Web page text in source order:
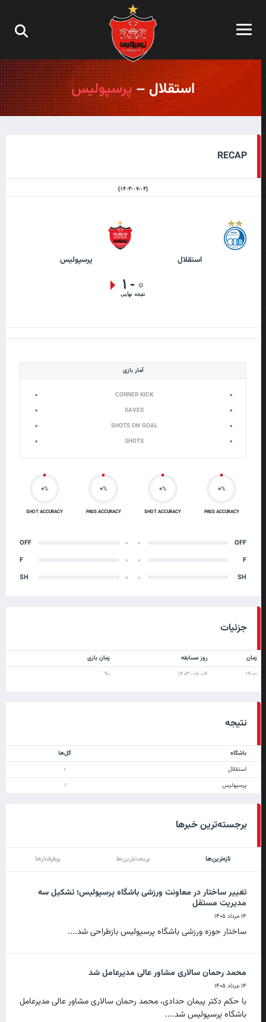
استقلال –پرسپولیس
RECAP
(۱۴۰۳-۰۷-۰۴)
استقلال پرسپولیس
۰ - ۱
نتیجه نهایی
آمار بازی
۰ CORNER KICK
۰
۰
SAVES
۰
۰
SHOTS ON GOAL
۰
۰
SHOTS ۰
۰%
PASS ACCURACY
۰%
SHOT ACCURACY
OFF
۰
F
۰
SH
۰
۰%
PASS ACCURACY
۰%
SHOT ACCURACY
۰
OFF
۰
F
۰
SH
جزئیات
زمان روز مسابقه
زمان بازی
۱۹:۰۰
۱۴۰۳-۰۷-۰۴ ۹۰'
نتیجه
باشگاه
گل‌ها
استقلال
۰
پرسپولیس
۱
برجسته‌ترین خبرها
تازه‌ترین‌ها پربحث‌ترین‌ها پرطرفدارها
تغییر ساختار در معاونت ورزشی باشگاه پرسپولیس؛ تشکیل سه
مدیریت مستقل
۱۴ مرداد ۱۴۰۵
ساختار حوزه ورزشی باشگاه پرسپولیس بازطراحی شد....
محمد رحمان سالاری مشاور عالی مدیرعامل شد
۱۴ مرداد ۱۴۰۵
با حکم دکتر پیمان حدادی، محمد رحمان سالاری مشاور عالی مدیرعامل
باشگاه پرسپولیس شد....